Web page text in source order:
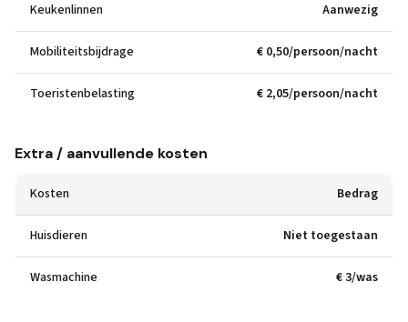
Keukenlinnen Aanwezig
Mobiliteitsbijdrage € 0,50/persoon/nacht
Toeristenbelasting € 2,05/persoon/nacht
Extra / aanvullende kosten
Kosten Bedrag
Huisdieren Niet toegestaan
Wasmachine € 3/was